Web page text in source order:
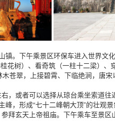
。下午乘景区环保车进入世界文
花树）、看奇筑（一柱十二梁）
翠，上接碧霄、下临绝涧，唐宋
，或者可以选择从琼台乘坐索道
，形成“七十二峰朝大顶”的壮观
玄天上帝祖庙。下午乘车至景区